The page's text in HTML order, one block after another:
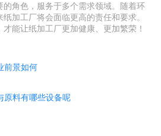
的角色，服务于多个需求领域。随着环
加工厂将会面临更高的责任和要求。
能让纸加工厂更加健康、更加繁荣！
前景如何
原料有哪些设备呢